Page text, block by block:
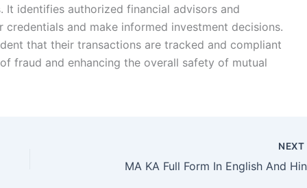
identifies authorized financial advisors and
and make informed investment decisions.
that their transactions are tracked and compliant
fraud and enhancing the overall safety of mutual
NEXT
MA KA Full Form In English And